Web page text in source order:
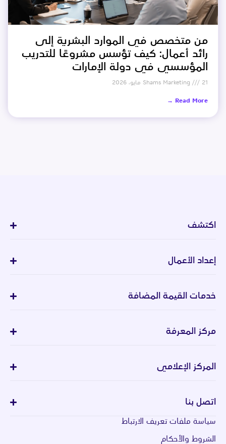
من متخصص في الموارد البشرية إلى
رائد أعمال: كيف تؤسس مشروعًا للتدريب
المؤسسي في دولة الإمارات
Shams Marketing 21 مايو، 2026
Read More →
اكتشف
إعداد الأعمال
خدمات القيمة المضافة
مركز المعرفة
المركز الإعلامي
اتصل بنا
سياسة ملفات تعريف الارتباط
الشروط والأحكام